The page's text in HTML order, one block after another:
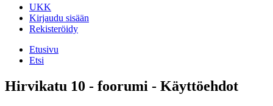
UKK
Kirjaudu sisään
Rekisteröidy
Etusivu
Etsi
Hirvikatu 10 - foorumi - Käyttöehdot